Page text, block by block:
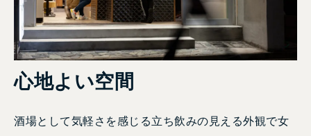
心地よい空間
酒場として気軽さを感じる立ち飲みの見える外観で女